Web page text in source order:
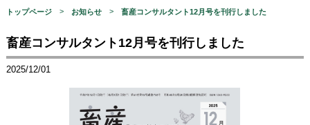
トップページ お知らせ 畜産コンサルタント12月号を刊行しました
畜産コンサルタント12月号を刊行しました
2025/12/01